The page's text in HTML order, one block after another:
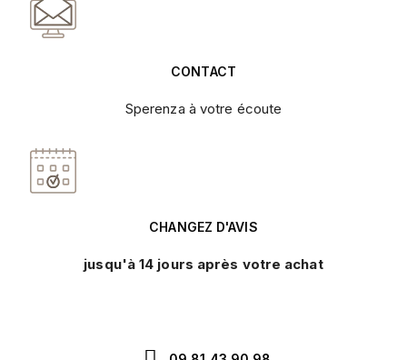
CONTACT
Sperenza à votre écoute
CHANGEZ D'AVIS
jusqu'à 14 jours après votre achat